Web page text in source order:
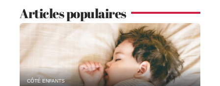
Articles populaires
CÔTÉ ENFANTS